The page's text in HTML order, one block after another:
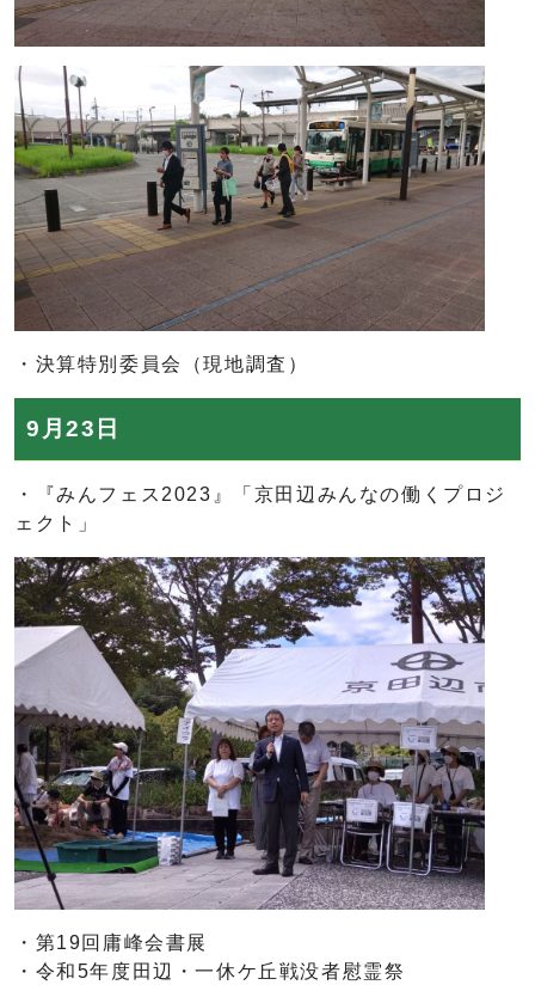
・決算特別委員会（現地調査）
9月23日
・『みんフェス2023』「京田辺みんなの働くプロジ
ェクト」
・第19回庸峰会書展
・令和5年度田辺・一休ケ丘戦没者慰霊祭